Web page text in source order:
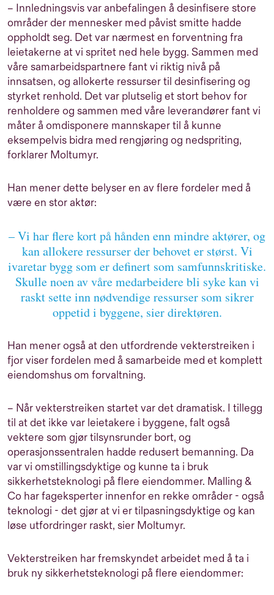
– Innledningsvis var anbefalingen å desinfisere store
områder der mennesker med påvist smitte hadde
oppholdt seg. Det var nærmest en forventning fra
leietakerne at vi spritet ned hele bygg. Sammen med
våre samarbeidspartnere fant vi riktig nivå på
innsatsen, og allokerte ressurser til desinfisering og
styrket renhold. Det var plutselig et stort behov for
renholdere og sammen med våre leverandører fant vi
måter å omdisponere mannskaper til å kunne
eksempelvis bidra med rengjøring og nedspriting,
forklarer Moltumyr.
Han mener dette belyser en av flere fordeler med å
være en stor aktør:
– Vi har flere kort på hånden enn mindre aktører, og
kan allokere ressurser der behovet er størst. Vi
ivaretar bygg som er definert som samfunnskritiske.
Skulle noen av våre medarbeidere bli syke kan vi
raskt sette inn nødvendige ressurser som sikrer
oppetid i byggene, sier direktøren.
Han mener også at den utfordrende vekterstreiken i
fjor viser fordelen med å samarbeide med et komplett
eiendomshus om forvaltning.
– Når vekterstreiken startet var det dramatisk. I tillegg
til at det ikke var leietakere i byggene, falt også
vektere som gjør tilsynsrunder bort, og
operasjonssentralen hadde redusert bemanning. Da
var vi omstillingsdyktige og kunne ta i bruk
sikkerhetsteknologi på flere eiendommer. Malling &
Co har fageksperter innenfor en rekke områder - også
teknologi - det gjør at vi er tilpasningsdyktige og kan
løse utfordringer raskt, sier Moltumyr.
Vekterstreiken har fremskyndet arbeidet med å ta i
bruk ny sikkerhetsteknologi på flere eiendommer: